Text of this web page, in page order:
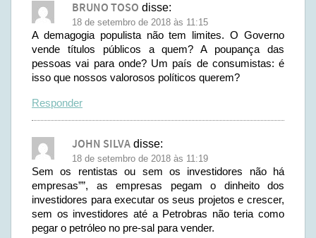
BRUNO TOSO disse:
18 de setembro de 2018 às 11:15
A demagogia populista não tem limites. O Governo
vende títulos públicos a quem? A poupança das
pessoas vai para onde? Um país de consumistas: é
isso que nossos valorosos políticos querem?
Responder
JOHN SILVA disse:
18 de setembro de 2018 às 11:19
Sem os rentistas ou sem os investidores não há
empresas””, as empresas pegam o dinheito dos
investidores para executar os seus projetos e crescer,
sem os investidores até a Petrobras não teria como
pegar o petróleo no pre-sal para vender.